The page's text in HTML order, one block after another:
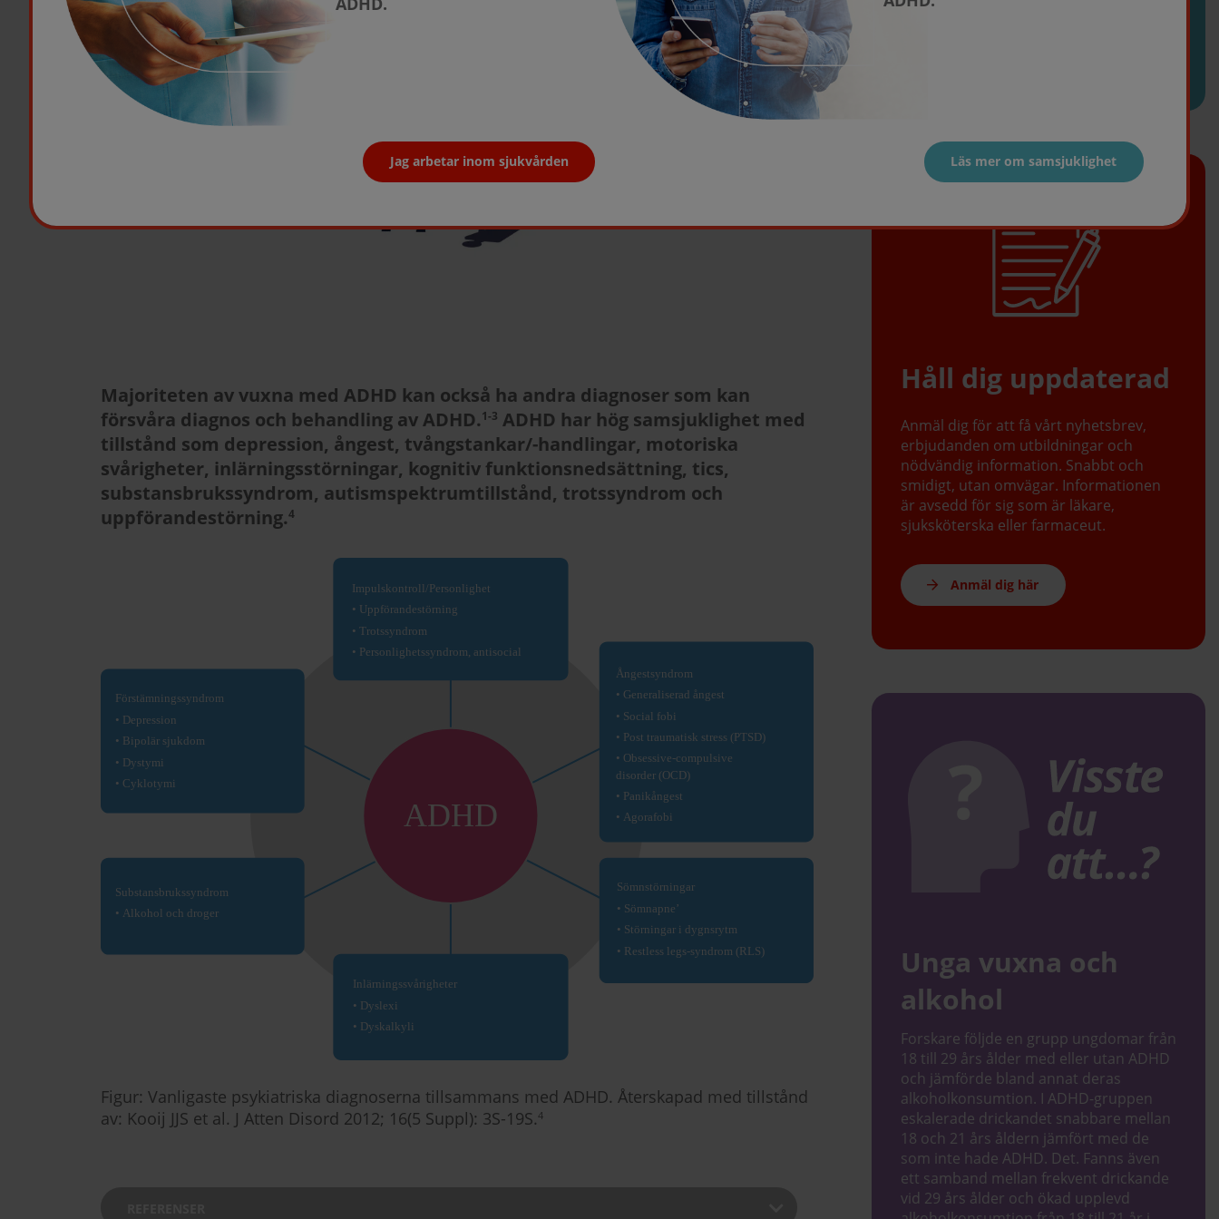
Majoriteten av vuxna med ADHD kan också ha andra diagnoser som kan
försvåra diagnos och behandling av ADHD.1-3 ADHD har hög samsjuklighet med
tillstånd som depression, ångest, tvångstankar/-handlingar, motoriska
svårigheter, inlärningsstörningar, kognitiv funktionsnedsättning, tics,
substansbrukssyndrom, autismspektrumtillstånd, trotssyndrom och
uppförandestörning.4
Figur: Vanligaste psykiatriska diagnoserna tillsammans med ADHD. Återskapad med tillstånd
av: Kooij JJS et al. J Atten Disord 2012; 16(5 Suppl): 3S-19S.4
Håll dig uppdaterad
Anmäl dig för att få vårt nyhetsbrev,
erbjudanden om utbildningar och
nödvändig information. Snabbt och
smidigt, utan omvägar. Informationen
är avsedd för sig som är läkare,
sjuksköterska eller farmaceut.
Anmäl dig här
Unga vuxna och
alkohol
Forskare följde en grupp ungdomar från
18 till 29 års ålder med eller utan ADHD
och jämförde bland annat deras
alkoholkonsumtion. I ADHD-gruppen
eskalerade drickandet snabbare mellan
18 och 21 års åldern jämfört med de
som inte hade ADHD. Det. Fanns även
ett samband mellan frekvent drickande
vid 29 års ålder och ökad upplevd
Jag arbetar inom sjukvården Läs mer om samsjuklighet